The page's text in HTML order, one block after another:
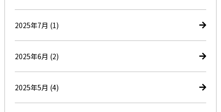
2025年7月 (1)
2025年6月 (2)
2025年5月 (4)